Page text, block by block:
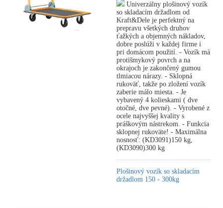
Univerzálny plošinový vozík
so skladacím držadlom od
Kraft&Dele je perfektný na
prepravu všetkých druhov
ťažkých a objemných nákladov,
dobre poslúži v každej firme i
pri domácom použití. - Vozík má
protišmykový povrch a na
okrajoch je zakončený gumou
tlmiacou nárazy. - Sklopná
rukoväť, takže po zložení vozík
zaberie málo miesta. - Je
vybavený 4 kolieskami ( dve
otočné, dve pevné). - Vyrobené z
ocele najvyššej kvality s
práškovým nástrekom. - Funkcia
sklopnej rukoväte! - Maximálna
nosnosť: (KD3091)150 kg,
(KD3090)300 kg
Plošinový vozík so skladacím
držadlom 150 - 300kg